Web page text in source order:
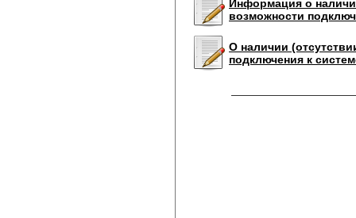
Информация о
возможности
О наличии
подключения к